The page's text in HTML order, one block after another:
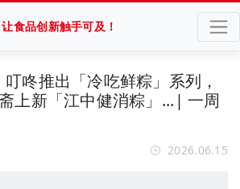
让食品创新触手可及！
咚推出「冷吃鲜粽」系列，
上新「江中健消粽」...| 一周
2026.06.15